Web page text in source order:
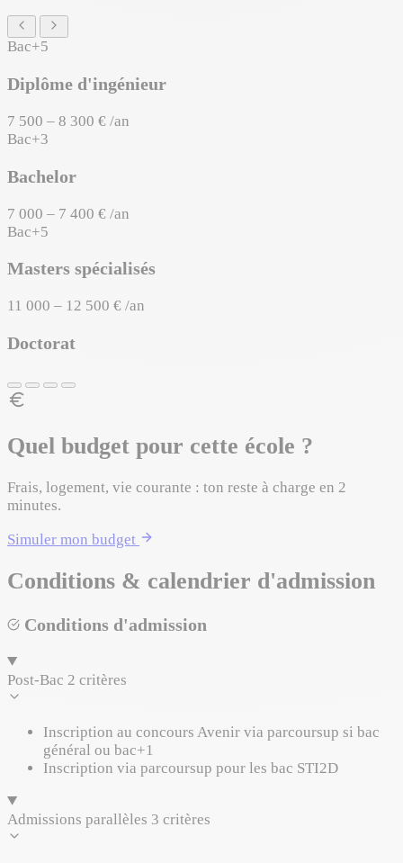
Bac+5
Diplôme d'ingénieur
7 500 – 8 300 € /an
Bac+3
Bachelor
7 000 – 7 400 € /an
Bac+5
Masters spécialisés
11 000 – 12 500 € /an
Doctorat
Quel budget pour cette école ?
Frais, logement, vie courante : ton reste à charge en 2
minutes.
Simuler mon budget
Conditions & calendrier d'admission
Conditions d'admission
Post-Bac 2 critères
Inscription au concours Avenir via parcoursup si bac
général ou bac+1
Inscription via parcoursup pour les bac STI2D
Admissions parallèles 3 critères